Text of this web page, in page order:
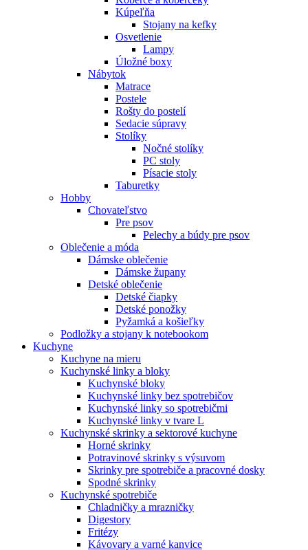
Kúpeľňa
Stojany na kefky
Osvetlenie
Lampy
Úložné boxy
Nábytok
Matrace
Postele
Rošty do postelí
Sedacie súpravy
Stolíky
Nočné stolíky
PC stoly
Písacie stoly
Taburetky
Hobby
Chovateľstvo
Pre psov
Pelechy a búdy pre psov
Oblečenie a móda
Dámske oblečenie
Dámske župany
Detské oblečenie
Detské čiapky
Detské ponožky
Pyžamká a košieľky
Podložky a stojany k notebookom
Kuchyne
Kuchyne na mieru
Kuchynské linky a bloky
Kuchynské bloky
Kuchynské linky bez spotrebičov
Kuchynské linky so spotrebičmi
Kuchynské linky v tvare L
Kuchynské skrinky a sektorové kuchyne
Horné skrinky
Potravinové skrinky s výsuvom
Skrinky pre spotrebiče a pracovné dosky
Spodné skrinky
Kuchynské spotrebiče
Chladničky a mrazničky
Digestory
Fritézy
Kávovary a varné kanvice